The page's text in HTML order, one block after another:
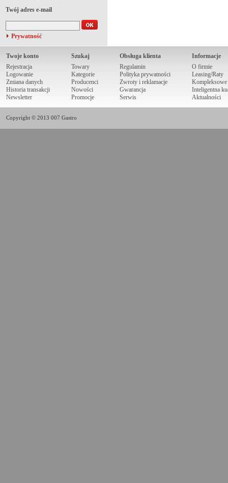
Twój adres e-mail
Prywatność
Twoje konto
Rejestracja
Logowanie
Zmiana danych
Historia transakcji
Newsletter
Szukaj
Towary
Kategorie
Producenci
Nowości
Promocje
Obsługa klienta
Regulamin
Polityka prywatności
Zwroty i reklamacje
Gwarancja
Serwis
Informacje
O firmie
Leasing/Raty
Kompleksowe
Inteligentna
Aktualności
Copyright © 2013 007 Gastro